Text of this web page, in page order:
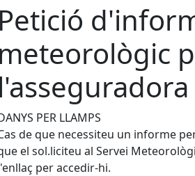
Petició
meteorològic
l'asseguradora
PER LLAMPS
de que necessiteu un informe
el sol.liciteu al Servei
per accedir-hi.